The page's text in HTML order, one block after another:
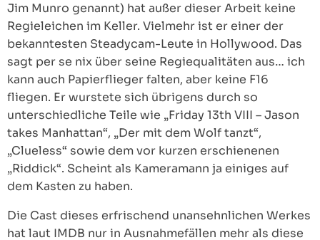
Jim Munro genannt) hat außer dieser Arbeit keine
Regieleichen im Keller. Vielmehr ist er einer der
bekanntesten Steadycam-Leute in Hollywood. Das
sagt per se nix über seine Regiequalitäten aus… ich
kann auch Papierflieger falten, aber keine F16
fliegen. Er wurstete sich übrigens durch so
unterschiedliche Teile wie „Friday 13th VIII – Jason
takes Manhattan“, „Der mit dem Wolf tanzt“,
„Clueless“ sowie dem vor kurzen erschienenen
„Riddick“. Scheint als Kameramann ja einiges auf
dem Kasten zu haben.
Die Cast dieses erfrischend unansehnlichen Werkes
hat laut IMDB nur in Ausnahmefällen mehr als diese